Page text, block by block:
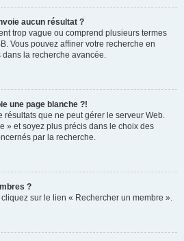
aucun résultat ?
trop vague ou comprend plusieurs termes
Vous pouvez affiner votre recherche en
la recherche avancée.
une page blanche ?!
résultats que ne peut gérer le serveur Web.
» et soyez plus précis dans le choix des
par la recherche.
?
sur le lien « Rechercher un membre ».